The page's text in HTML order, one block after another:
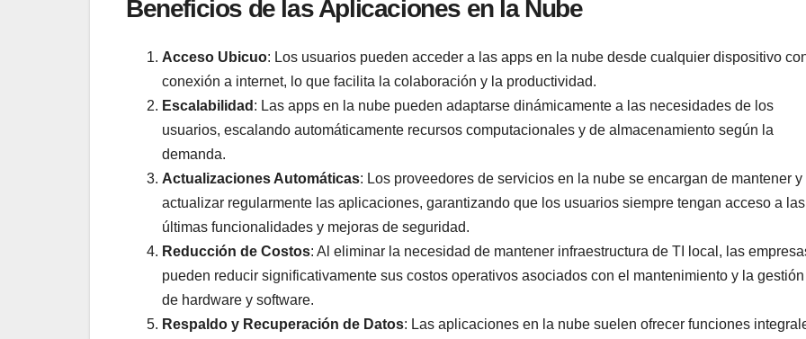
Beneficios de las Aplicaciones en la Nube
Acceso Ubicuo: Los usuarios pueden acceder a las apps en la nube desde cualquier dispositivo
conexión a internet, lo que facilita la colaboración y la productividad.
Escalabilidad : Las apps en la nube pueden adaptarse dinámicamente a las necesidades de los
usuarios, escalando automáticamente recursos computacionales y de almacenamiento según la
demanda.
Actualizaciones Automáticas: Los proveedores de servicios en la nube se encargan de mantener y
actualizar regularmente las aplicaciones, garantizando que los usuarios siempre tengan acceso a las
últimas funcionalidades y mejoras de seguridad.
Reducción de Costos: Al eliminar la necesidad de mantener infraestructura de TI local, las
pueden reducir significativamente sus costos operativos asociados con el mantenimiento y la gestión
de hardware y software.
Respaldo y Recuperación de Datos: Las aplicaciones en la nube suelen ofrecer funciones